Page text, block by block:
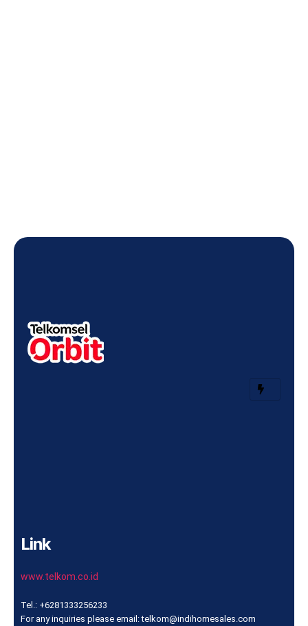
Link
www.telkom.co.id
Tel.: +6281333256233
For any inquiries please email: telkom@indihomesales.com